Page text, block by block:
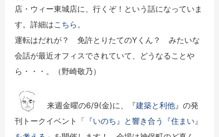
店・ウィー東城店に、行くぞ！という話になっていま
す。詳細はこちら。
運転はだれが？ 免許とりたてのYくん？ みたいな
会話が最近オフィスでされていて、どうなることや
ら・・・。（野崎敬乃）
来週金曜の6/9(金)に、『建築と利他』の発
刊トークイベント「 『いのち』と響き合う『住まい』